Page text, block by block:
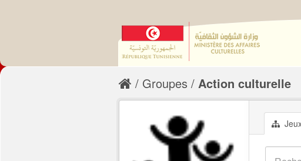
Groupes Action culturelle